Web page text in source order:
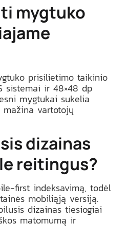
mygtuko
prisilietimo taikinio
sistemai ir 48×48 dp
mygtukai sukelia
vartotojų
dizainas
reitingus?
first indeksavimą, todėl
mobiliąją versiją.
dizainas tiesiogiai
matomumą ir